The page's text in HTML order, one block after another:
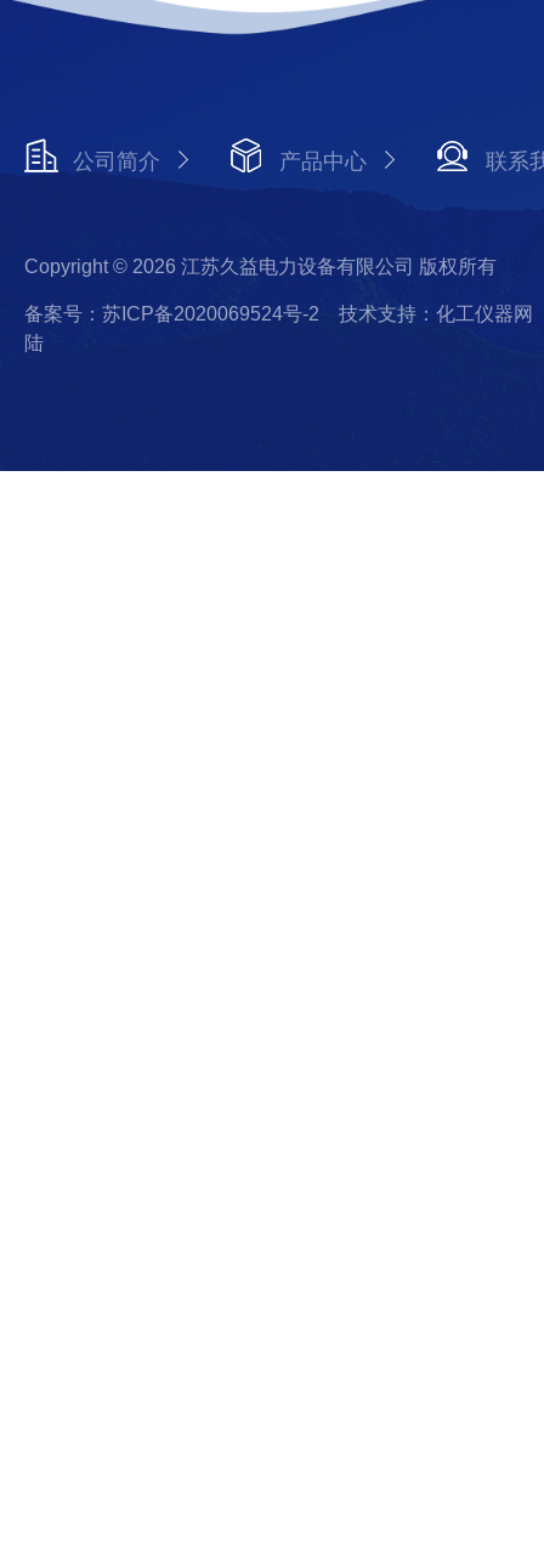
公司简介 产品中心 联系
Copyright © 2026 江苏久益电力设备有限公司 版权所有
备案号：苏ICP备2020069524号-2
技术支持：化工仪器网
陆